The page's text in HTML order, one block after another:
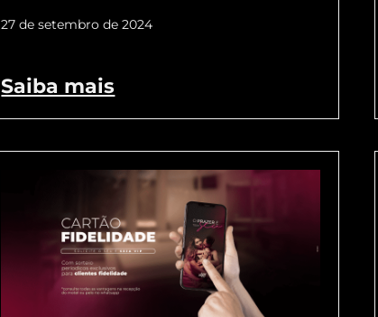
27 de setembro de 2024
Saiba mais